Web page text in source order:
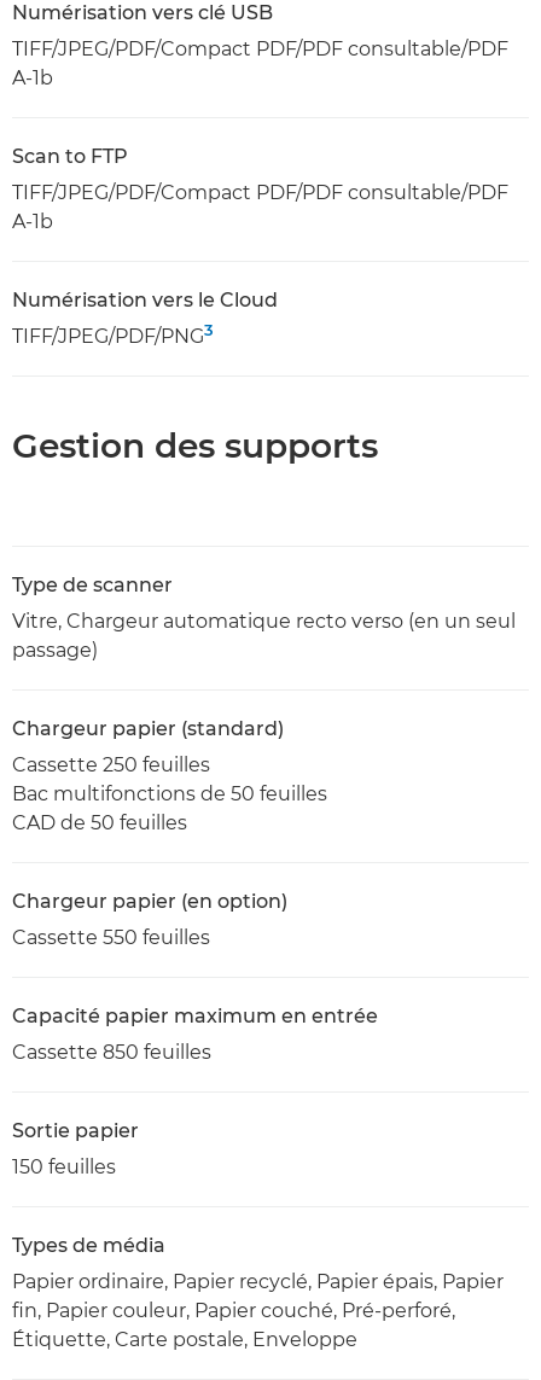
Numérisation vers clé USB
TIFF/JPEG/PDF/Compact PDF/PDF consultable/PDF
A-1b
Scan to FTP
TIFF/JPEG/PDF/Compact PDF/PDF consultable/PDF
A-1b
Numérisation vers le Cloud
TIFF/JPEG/PDF/PNG3
Gestion des supports
Type de scanner
Vitre, Chargeur automatique recto verso (en un seul
passage)
Chargeur papier (standard)
Cassette 250 feuilles
Bac multifonctions de 50 feuilles
CAD de 50 feuilles
Chargeur papier (en option)
Cassette 550 feuilles
Capacité papier maximum en entrée
Cassette 850 feuilles
Sortie papier
150 feuilles
Types de média
Papier ordinaire, Papier recyclé, Papier épais, Papier
fin, Papier couleur, Papier couché, Pré-perforé,
Étiquette, Carte postale, Enveloppe